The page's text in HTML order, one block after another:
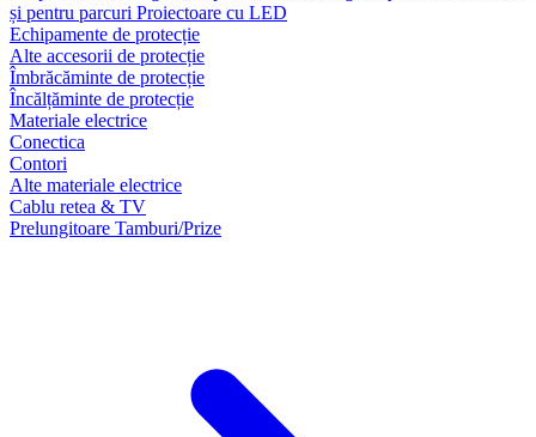
și pentru parcuri Proiectoare cu LED
Echipamente de protecție
Alte accesorii de protecție
Îmbrăcăminte de protecție
Încălțăminte de protecție
Materiale electrice
Conectica
Contori
Alte materiale electrice
Cablu retea & TV
Prelungitoare Tamburi/Prize